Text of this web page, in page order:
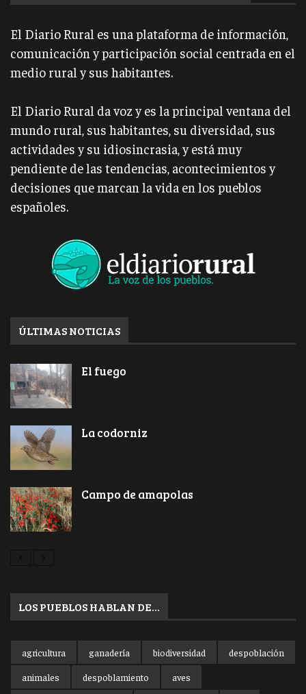
El Diario Rural es una plataforma de información,
comunicación y participación social centrada en el
medio rural y sus habitantes.
El Diario Rural da voz y es la principal ventana del
mundo rural, sus habitantes, su diversidad, sus
actividades y su idiosincrasia, y está muy
pendiente de las tendencias, acontecimientos y
decisiones que marcan la vida en los pueblos
españoles.
ÚLTIMAS NOTICIAS
El fuego
La codorniz
Campo de amapolas
LOS PUEBLOS HABLAN DE…
agricultura ganadería biodiversidad
despoblación
animales
despoblamiento aves